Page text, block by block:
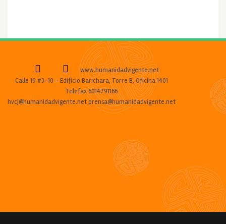
www.humanidadvigente.net
Calle 19 #3-10 - Edificio Barichara, Torre B, Oficina 1401
Telefax 6014791166
hvcj@humanidadvigente.net prensa@humanidadvigente.net